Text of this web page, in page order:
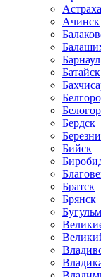
Ачинск
Барнаул
Батайск
Бердск
Бийск
Братск
Брянск